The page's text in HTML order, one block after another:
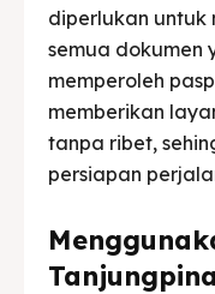
diperlukan untuk
semua dokumen
memperoleh
memberikan
tanpa ribet,
persiapan